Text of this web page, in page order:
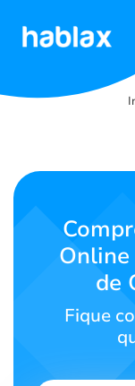
Contate-
de
Fique